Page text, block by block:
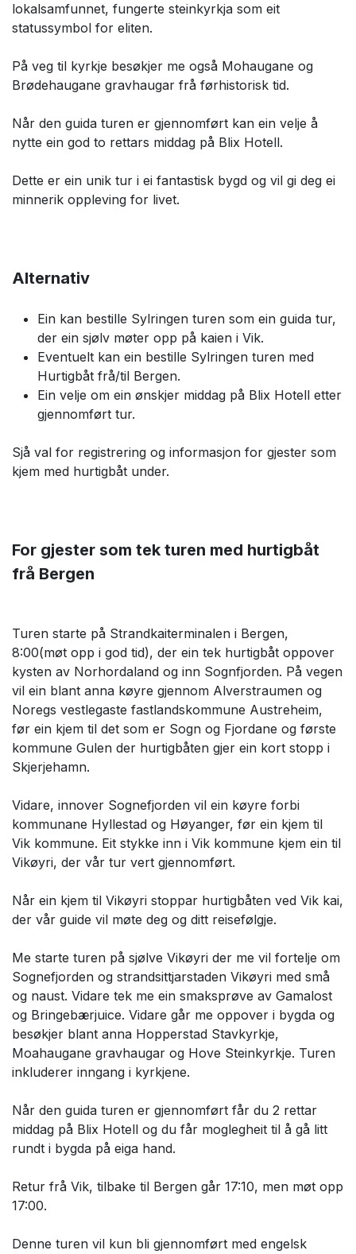
lokalsamfunnet, fungerte steinkyrkja som eit
statussymbol for eliten.
På veg til kyrkje besøkjer me også Mohaugane og
Brødehaugane gravhaugar frå førhistorisk tid.
Når den guida turen er gjennomført kan ein velje å
nytte ein god to rettars middag på Blix Hotell.
Dette er ein unik tur i ei fantastisk bygd og vil gi deg ei
minnerik oppleving for livet.
Alternativ
Ein kan bestille Sylringen turen som ein guida tur,
der ein sjølv møter opp på kaien i Vik.
Eventuelt kan ein bestille Sylringen turen med
Hurtigbåt frå/til Bergen.
Ein velje om ein ønskjer middag på Blix Hotell etter
gjennomført tur.
Sjå val for registrering og informasjon for gjester som
kjem med hurtigbåt under.
For gjester som tek turen med hurtigbåt
frå Bergen
Turen starte på Strandkaiterminalen i Bergen,
8:00(møt opp i god tid), der ein tek hurtigbåt oppover
kysten av Norhordaland og inn Sognfjorden. På vegen
vil ein blant anna køyre gjennom Alverstraumen og
Noregs vestlegaste fastlandskommune Austreheim,
før ein kjem til det som er Sogn og Fjordane og første
kommune Gulen der hurtigbåten gjer ein kort stopp i
Skjerjehamn.
Vidare, innover Sognefjorden vil ein køyre forbi
kommunane Hyllestad og Høyanger, før ein kjem til
Vik kommune. Eit stykke inn i Vik kommune kjem ein til
Vikøyri, der vår tur vert gjennomført.
Når ein kjem til Vikøyri stoppar hurtigbåten ved Vik kai,
der vår guide vil møte deg og ditt reisefølgje.
Me starte turen på sjølve Vikøyri der me vil fortelje om
Sognefjorden og strandsittjarstaden Vikøyri med små
og naust. Vidare tek me ein smaksprøve av Gamalost
og Bringebærjuice. Vidare går me oppover i bygda og
besøkjer blant anna Hopperstad Stavkyrkje,
Moahaugane gravhaugar og Hove Steinkyrkje. Turen
inkluderer inngang i kyrkjene.
Når den guida turen er gjennomført får du 2 rettar
middag på Blix Hotell og du får moglegheit til å gå litt
rundt i bygda på eiga hand.
Retur frå Vik, tilbake til Bergen går 17:10, men møt opp
17:00.
Denne turen vil kun bli gjennomført med engelsk